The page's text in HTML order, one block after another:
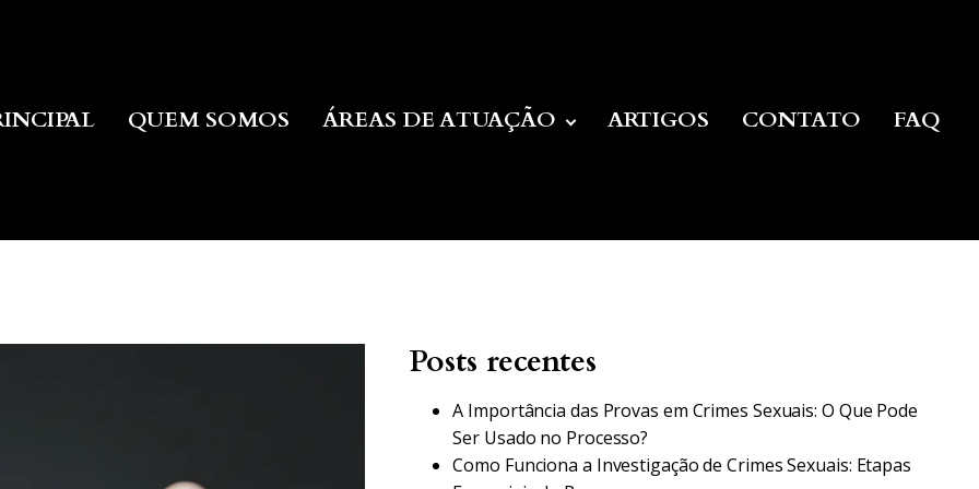
QUEM SOMOS ÁREAS DE ATUAÇÃO ARTIGOS CONTATO FAQ
Posts recentes
A Importância das Provas em Crimes Sexuais: O Que Pode
Ser Usado no Processo?
Como Funciona a Investigação de Crimes Sexuais: Etapas